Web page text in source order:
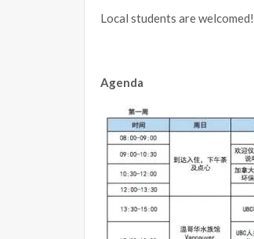
Local students are welcomed!
Agenda